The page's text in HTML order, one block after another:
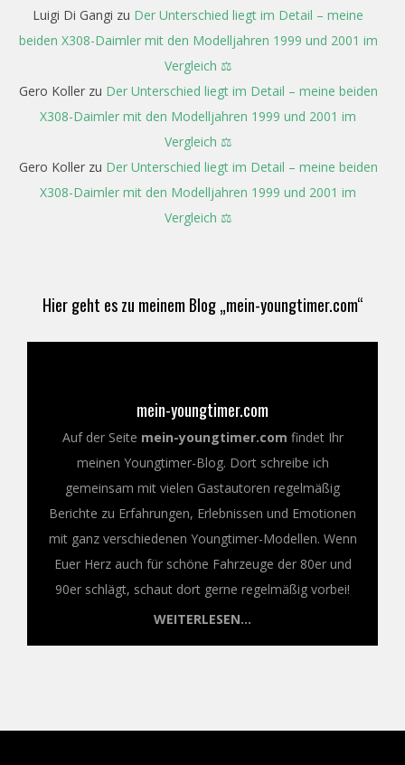
Luigi Di Gangi zu Der Unterschied liegt im Detail – meine
beiden X308-Daimler mit den Modelljahren 1999 und 2001 im
Vergleich ⚖️
Gero Kollerzu Der Unterschied liegt im Detail – meine beiden
X308-Daimler mit den Modelljahren 1999 und 2001 im
Vergleich ⚖️
Gero Kollerzu Der Unterschied liegt im Detail – meine beiden
X308-Daimler mit den Modelljahren 1999 und 2001 im
Vergleich ⚖️
Hier geht es zu meinem Blog „mein-youngtimer.com“
mein-youngtimer.com
Auf der Seite mein-youngtimer.com findet Ihr
meinen Youngtimer-Blog. Dort schreibe ich
gemeinsam mit vielen Gastautoren regelmäßig
Berichte zu Erfahrungen, Erlebnissen und Emotionen
mit ganz verschiedenen Youngtimer-Modellen. Wenn
Euer Herz auch für schöne Fahrzeuge der 80er und
90er schlägt, schaut dort gerne regelmäßig vorbei!
WEITERLESEN...